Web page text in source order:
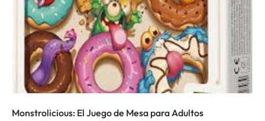
Monstrolicious: El Juego de Mesa para Adultos